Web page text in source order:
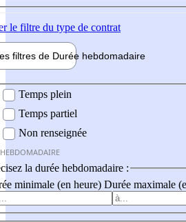
le filtre du type de contrat
filtres de Durée hebdomadaire
Temps plein
Temps partiel
Non renseignée
la durée hebdomadaire :
minimale (en heure) Durée maximale